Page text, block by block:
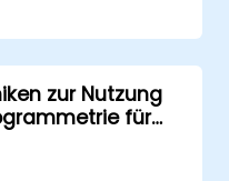
2600ID sicher und
Verfahren bei
zur Nutzung
für